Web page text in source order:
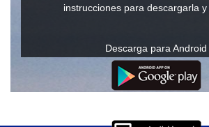
instrucciones para descargarla y
Descarga para Android